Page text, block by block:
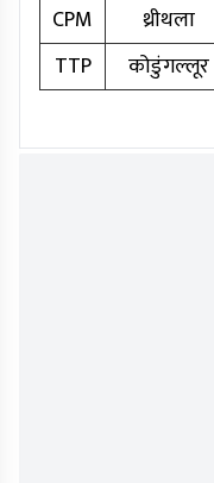
CPM
थ्रीथला
TTP
कोडुंगल्लूर